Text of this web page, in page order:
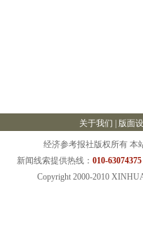
关于我们 版面
经济参考报社版权所有 本
新闻线索提供热线： 010-
Copyright 2000-2010